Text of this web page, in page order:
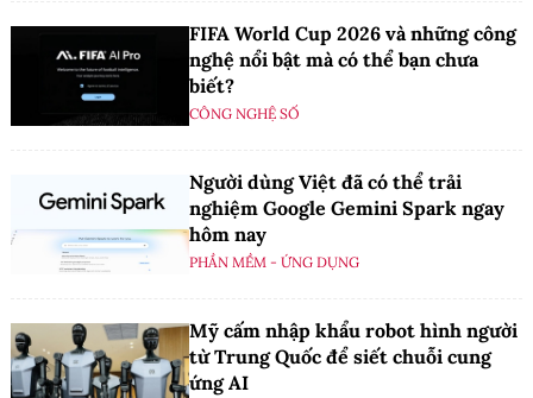
FIFA World Cup 2026 và những công
nghệ nổi bật mà có thể bạn chưa
biết?
CÔNG NGHỆ SỐ
Người dùng Việt đã có thể trải
nghiệm Google Gemini Spark ngay
hôm nay
PHẦN MỀM - ỨNG DỤNG
Mỹ cấm nhập khẩu robot hình người
từ Trung Quốc để siết chuỗi cung
ứng AI